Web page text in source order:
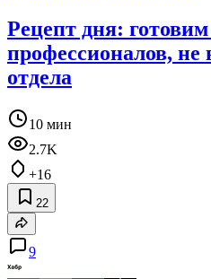
Рецепт дня:
профессионалов, не
отдела
10 мин
2.7K
+16
22
9